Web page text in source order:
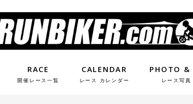
RACE
開催レース一覧
CALENDAR
レース カレンダー
PHOTO &
レース写真